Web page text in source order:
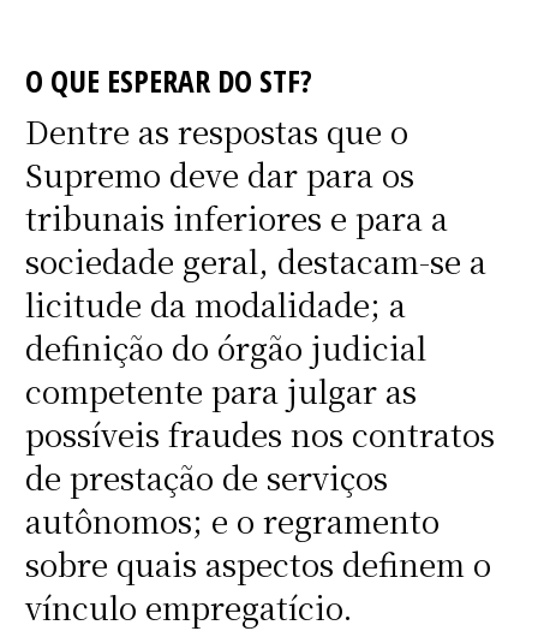
O QUE ESPERAR DO STF?
Dentre as respostas que o
Supremo deve dar para os
tribunais inferiores e para a
sociedade geral, destacam-se a
licitude da modalidade; a
definição do órgão judicial
competente para julgar as
possíveis fraudes nos contratos
de prestação de serviços
autônomos; e o regramento
sobre quais aspectos definem o
vínculo empregatício.